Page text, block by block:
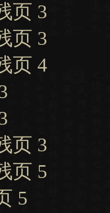
页 3
页 3
页 4
页 3
页 5
5